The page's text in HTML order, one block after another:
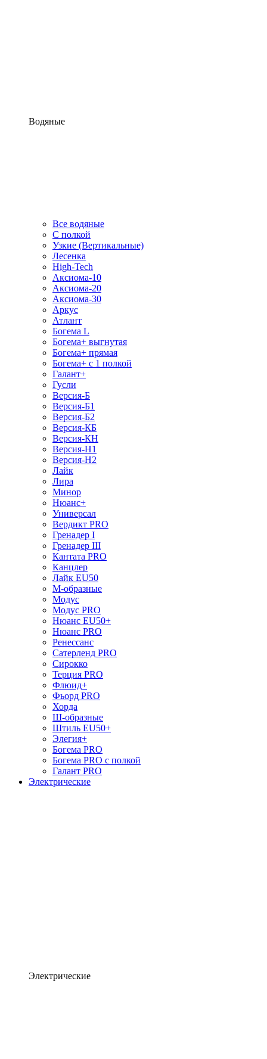
Водяные
Все водяные
С полкой
Узкие (Вертикальные)
Лесенка
High-Tech
Аксиома-10
Аксиома-20
Аксиома-30
Аркус
Атлант
Богема L
Богема+ выгнутая
Богема+ прямая
Богема+ с 1 полкой
Галант+
Гусли
Версия-Б
Версия-Б1
Версия-Б2
Версия-КБ
Версия-КН
Версия-Н1
Версия-Н2
Лайк
Лира
Минор
Нюанс+
Универсал
Вердикт PRO
Гренадер I
Гренадер III
Кантата PRO
Канцлер
Лайк EU50
М-образные
Модус
Модус PRO
Нюанс EU50+
Нюанс PRO
Ренессанс
Сатерленд PRO
Сирокко
Терция PRO
Флюид+
Фьорд PRO
Хорда
Ш-образные
Штиль EU50+
Элегия+
Богема PRO
Богема PRO с полкой
Галант PRO
Электрические
Электрические